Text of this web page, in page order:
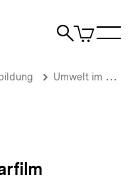
Suche
Artikel
im
Umwelt im Dokumentarfilm